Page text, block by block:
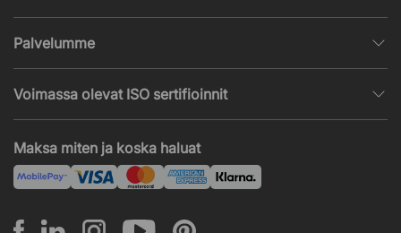
Suosittuja sivuja
Palvelumme
Asennus
Maksa miten ja koska haluat
Voimassa olevat ISO sertifioinnit
ISO 14001
ISO 45001